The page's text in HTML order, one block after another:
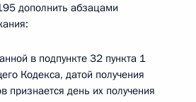
дополнить абзацами
в подпункте 32 пункта 1
Кодекса, датой получения
признается день их получения